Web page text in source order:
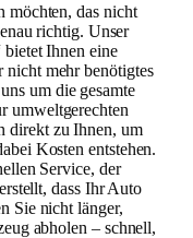
möchten, das nicht
richtig. Unser
bietet Ihnen eine
nicht mehr benötigtes
um die gesamte
umweltgerechten
direkt zu Ihnen, um
Kosten entstehen.
Service, der
dass Ihr Auto
Sie nicht länger,
abholen – schnell,